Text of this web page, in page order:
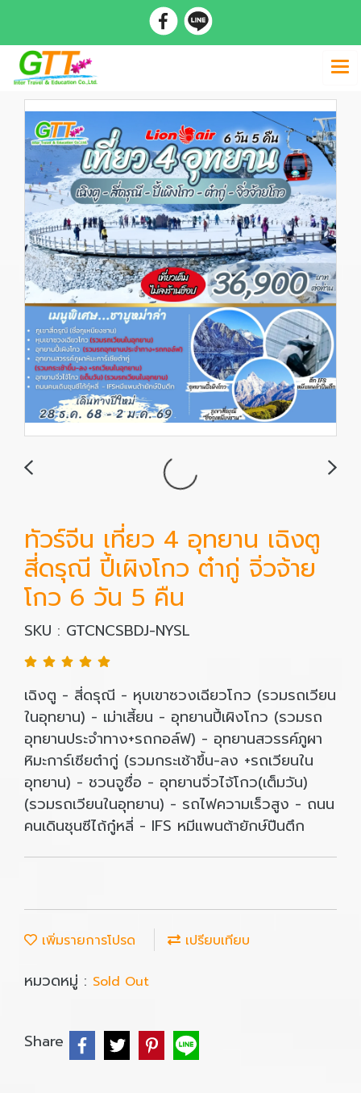
ทัวร์จีน เที่ยว 4 อุทยาน เฉิงตู
สี่ดรุณี ปี้เผิงโกว ต๋ากู่ จิ่วจ้าย
โกว 6 วัน 5 คืน
SKU : GTCNCSBDJ-NYSL
เฉิงตู - สี่ดรุณี - หุบเขาซวงเฉียวโกว (รวมรถเวียน
ในอุทยาน) - เม่าเสี้ยน - อุทยานปี้เผิงโกว (รวมรถ
อุทยานประจำทาง+รถกอล์ฟ) - อุทยานสวรรค์ภูผา
หิมะการ์เซียต๋ากู่ (รวมกระเช้าขึ้น-ลง +รถเวียนใน
อุทยาน) - ชวนจูซื่อ - อุทยานจิ่วไจ้โกว(เต็มวัน)
(รวมรถเวียนในอุทยาน) - รถไฟความเร็วสูง - ถนน
คนเดินชุนซีไถ้กู๋หลี่ - IFS หมีแพนต้ายักษ์ปืนตึก
เพิ่มรายการโปรด เปรียบเทียบ
หมวดหมู่ : Sold Out
Share